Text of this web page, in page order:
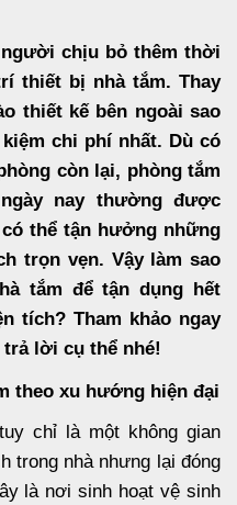
chịu bỏ thêm thời
thiết bị nhà tắm. Thay
thiết kế bên ngoài sao
chi phí nhất. Dù có
còn lại, phòng tắm
nay thường được
thể tận hưởng những
trọn vẹn. Vậy làm sao
tắm để tận dụng hết
tích? Tham khảo ngay
lời cụ thể nhé!
theo xu hướng hiện đại
chỉ là một không gian
trong nhà nhưng lại đóng
là nơi sinh hoạt vệ sinh